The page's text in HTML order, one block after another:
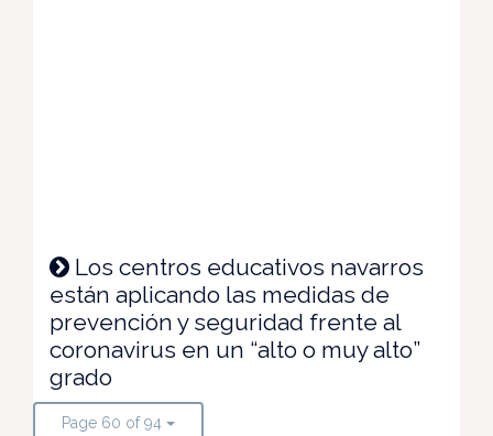
Los centros educativos navarros
están aplicando las medidas de
prevención y seguridad frente al
coronavirus en un “alto o muy alto”
grado
Page 60 of 94